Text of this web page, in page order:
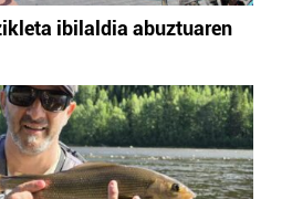
ibilaldia abuztuaren